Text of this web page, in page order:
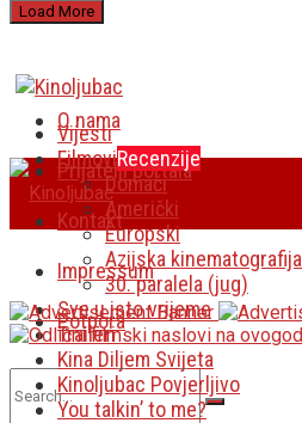
Load More
O nama
Prijatelji portala
Kontakt
Impressum
Potpora
Vijesti
FilmoviRecenzije
Domaći
Američki
Europski
Azijska kinematografija
30. paralela (jug)
Sve u isto vrijeme
Traileri
Kina Diljem Svijeta
Kinoljubac Povjerljivo
You talkin’ to me?